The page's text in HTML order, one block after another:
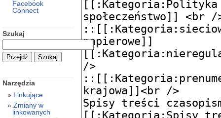
Facebook
Connect
Szukaj
Narzędzia
Linkujące
Zmiany w
linkowanych